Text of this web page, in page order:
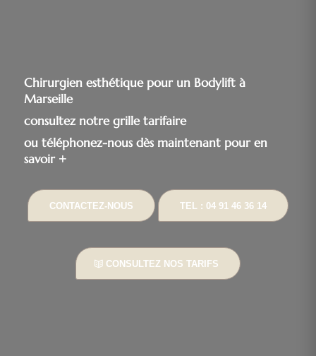
Chirurgien esthétique pour un Bodylift à
Marseille
consultez notre grille tarifaire
ou téléphonez-nous dès maintenant pour en
savoir +
CONTACTEZ-NOUS TEL : 04 91 46 36 14
CONSULTEZ NOS TARIFS